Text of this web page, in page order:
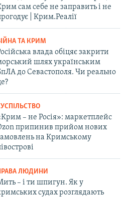
сам себе не заправить і не
| Крим.Реалії
ТА КРИМ
влада обіцяє закрити
шлях українським
до Севастополя. Чи реально
– не Росія»: маркетплейс
припинив прийом нових
на Кримському
ЛЮДИНИ
– і ти шпигун. Як у
судах розглядають